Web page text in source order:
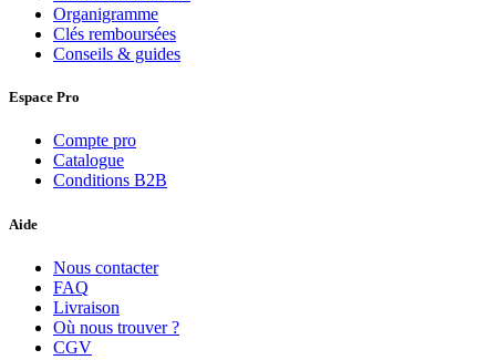
Organigramme
Clés remboursées
Conseils & guides
Espace Pro
Compte pro
Catalogue
Conditions B2B
Aide
Nous contacter
FAQ
Livraison
Où nous trouver ?
CGV